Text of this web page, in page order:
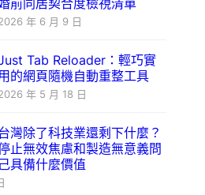
前同居契合度檢視清單
年 6 月 9 日
Tab Reloader：輕巧實
的網頁隨機自動重整工具
年 5 月 18 日
灣除了科技業還剩下什麼？
止無效焦慮和製造無意義問
具備什麼價值